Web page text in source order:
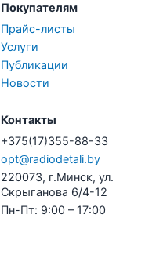
Покупателям
Прайс-листы
Услуги
Публикации
Новости
Контакты
+375(17)355-88-33
opt@radiodetali.by
220073, г.Минск, ул.
Скрыганова 6/4-12
Пн-Пт: 9:00 – 17:00